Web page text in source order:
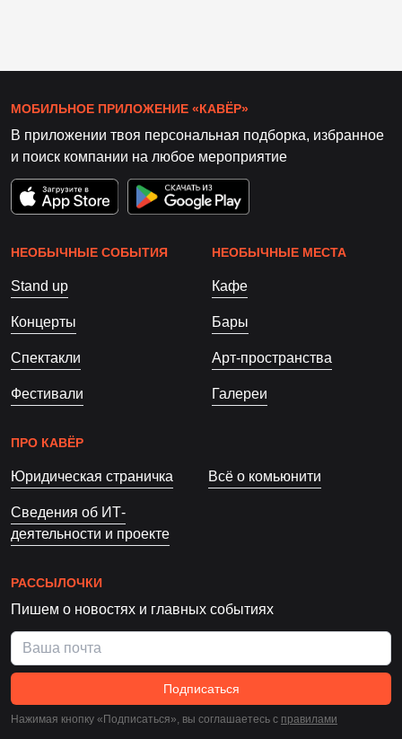
МОБИЛЬНОЕ ПРИЛОЖЕНИЕ «КАВЁР»
В приложении твоя персональная подборка, избранное
и поиск компании на любое мероприятие
НЕОБЫЧНЫЕ СОБЫТИЯ
Stand up
Концерты
Спектакли
Фестивали
НЕОБЫЧНЫЕ МЕСТА
Кафе
Бары
Арт-пространства
Галереи
ПРО КАВЁР
Юридическая страничка Всё о комьюнити
Сведения об ИТ-
деятельности и проекте
РАССЫЛОЧКИ
Пишем о новостях и главных событиях
Подписаться
Нажимая кнопку «Подписаться», вы соглашаетесь c правилами